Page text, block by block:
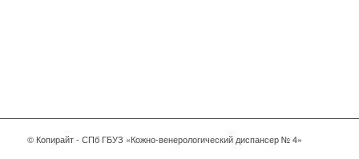
© Копирайт - СПб ГБУЗ «Кожно-венерологический диспансер № 4»